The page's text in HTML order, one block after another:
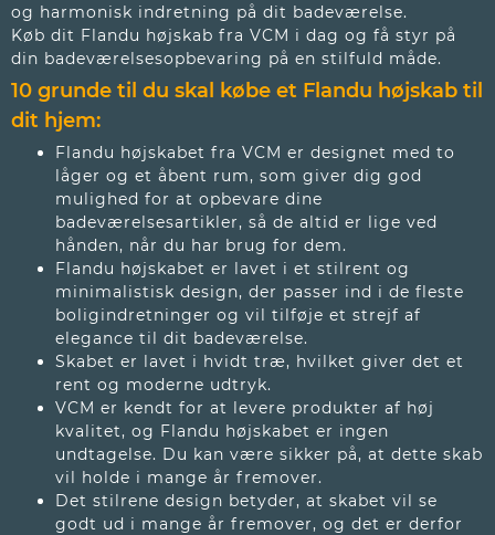
og harmonisk indretning på dit badeværelse.
Køb dit Flandu højskab fra VCM i dag og få styr på
din badeværelsesopbevaring på en stilfuld måde.
10 grunde til du skal købe et Flandu højskab til
dit hjem:
Flandu højskabet fra VCM er designet med to
låger og et åbent rum, som giver dig god
mulighed for at opbevare dine
badeværelsesartikler, så de altid er lige ved
hånden, når du har brug for dem.
Flandu højskabet er lavet i et stilrent og
minimalistisk design, der passer ind i de fleste
boligindretninger og vil tilføje et strejf af
elegance til dit badeværelse.
Skabet er lavet i hvidt træ, hvilket giver det et
rent og moderne udtryk.
VCM er kendt for at levere produkter af høj
kvalitet, og Flandu højskabet er ingen
undtagelse. Du kan være sikker på, at dette skab
vil holde i mange år fremover.
Det stilrene design betyder, at skabet vil se
godt ud i mange år fremover, og det er derfor